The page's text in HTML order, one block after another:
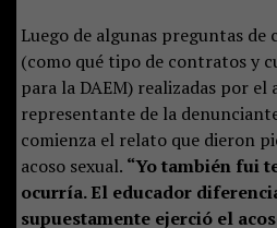
Luego de algunas preguntas
(como qué tipo de contratos y
para la DAEM) realizadas por el
representante de la
comienza el relato que dieron
acoso sexual. “Yo también fui
ocurría. El educador
supuestamente ejerció el